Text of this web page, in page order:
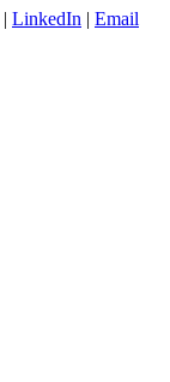
| LinkedIn | Email